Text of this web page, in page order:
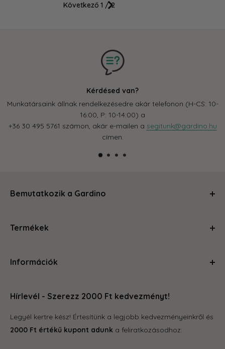
1 / 2
Következő
Kérdésed van?
Munkatársaink állnak rendelkezésedre akár telefonon (H-CS: 10-
16:00, P: 10-14:00) a
+36 30 495 5761 számon, akár e-mailen a segitunk@gardino.hu
címen.
Bemutatkozik a Gardino
Segítünk, hogy a szobád, balkonod, kerted olyan legyen,
megteszünk mindent, hogy a kertészkedés egyszerű és
hogy megleld amire vágysz.
Termékek
Kerti kiegészítők
Otthon és konyha
Grill
Balkonkertészet
Információk
Kapcsolat
Gardino Hűségprogram
Hírlevél - Szerezz 2000 Ft kedvezményt!
Legyél kertre kész! Értesítünk a legjobb kedvezményeinkről és
2000 Ft értékű kupont adunk a feliratkozásodhoz: